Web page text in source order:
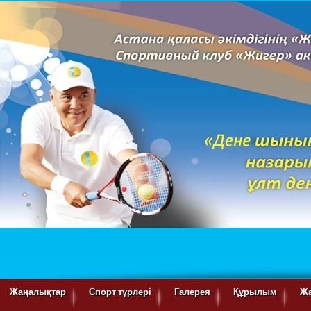
Жаңалықтар Спорт түрлері Галерея Құрылым